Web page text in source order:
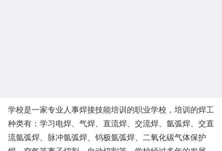
学校是一家专业人事焊接技能培训的职业学校，培训的焊工
种类有：学习电焊、气焊、直流焊、交流焊、氩弧焊、交直
流氩弧焊、脉冲氩弧焊、钨极氩弧焊、二氧化碳气体保护